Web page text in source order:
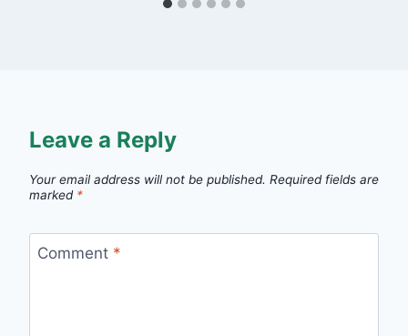
Leave a Reply
Your email address will not be published. Required fields are
marked *
Comment *